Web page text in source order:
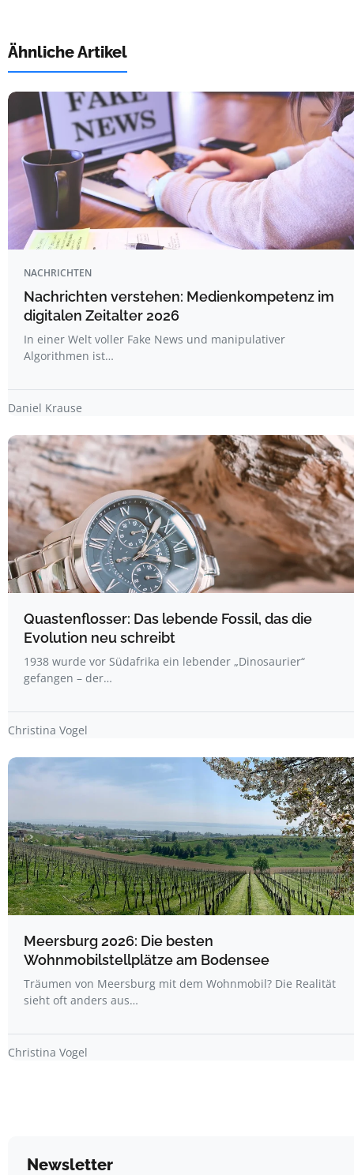
Ähnliche Artikel
NACHRICHTEN
Nachrichten verstehen: Medienkompetenz im
digitalen Zeitalter 2026
In einer Welt voller Fake News und manipulativer
Algorithmen ist…
Daniel Krause
Quastenflosser: Das lebende Fossil, das die
Evolution neu schreibt
1938 wurde vor Südafrika ein lebender „Dinosaurier“
gefangen – der…
Christina Vogel
Meersburg 2026: Die besten
Wohnmobilstellplätze am Bodensee
Träumen von Meersburg mit dem Wohnmobil? Die Realität
sieht oft anders aus…
Christina Vogel
Newsletter